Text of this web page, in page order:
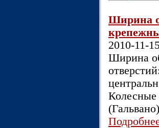
Ширина
2010-11-
Ширина
Колесные
(Гальвано)